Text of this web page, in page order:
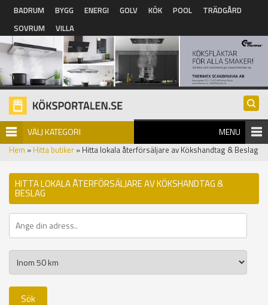
Hoppa till huvudinnehåll
BADRUM BYGG ENERGI GOLV KÖK POOL
TRÄDGÅRD
SOVRUM
VILLA
VÄLJ KATEGORI MENU
Hem » Hitta butiker » Hitta lokala återförsäljare av Kökshandtag & Beslag
HITTA LOKALA ÅTERFÖRSÄLJARE AV KÖKSHANDTAG &
BESLAG